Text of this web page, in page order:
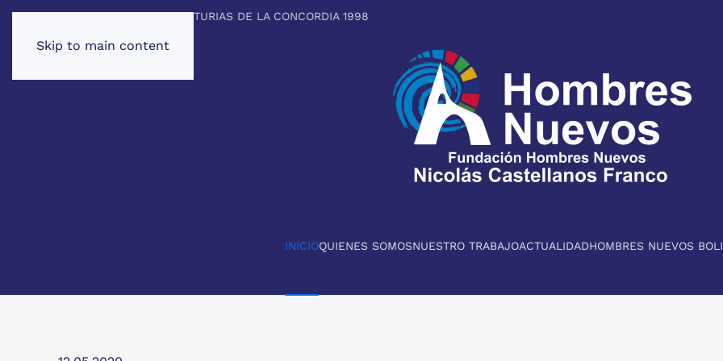
Skip to main content
PREMIO PRINCIPE DE ASTURIAS DE LA CONCORDIA 1998
INICIOQUIENES SOMOSNUESTRO TRABAJOACTUALIDADHOMBRES NUEVOS